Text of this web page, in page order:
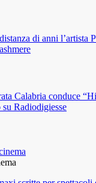
di anni l’artista
Calabria conduce
Radiodigiesse